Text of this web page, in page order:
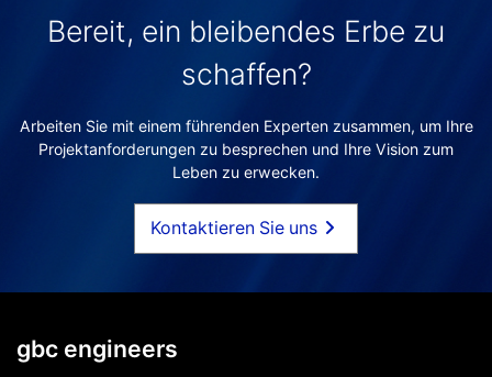
Bereit, ein bleibendes Erbe zu
schaffen?
Arbeiten Sie mit einem führenden Experten zusammen, um Ihre
Projektanforderungen zu besprechen und Ihre Vision zum
Leben zu erwecken.
Kontaktieren Sie uns
gbc engineers